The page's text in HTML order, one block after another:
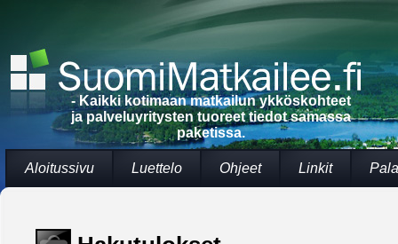
- Kaikki kotimaan matkailun ykköskohteet
ja palveluyritysten tuoreet tiedot samassa
paketissa.
Aloitussivu Luettelo Ohjeet Linkit